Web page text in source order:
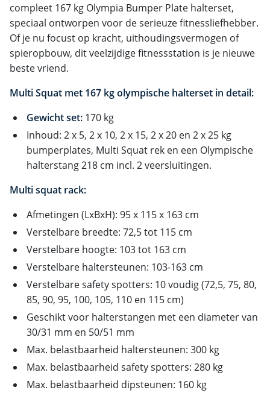
compleet 167 kg Olympia Bumper Plate halterset,
speciaal ontworpen voor de serieuze fitnessliefhebber.
Of je nu focust op kracht, uithoudingsvermogen of
spieropbouw, dit veelzijdige fitnessstation is je nieuwe
beste vriend.
Multi Squat met 167 kg olympische halterset in detail:
Gewicht set: 170 kg
Inhoud: 2 x 5, 2 x 10, 2 x 15, 2 x 20 en 2 x 25 kg
bumperplates, Multi Squat rek en een Olympische
halterstang 218 cm incl. 2 veersluitingen.
Multi squat rack:
Afmetingen (LxBxH): 95 x 115 x 163 cm
Verstelbare breedte: 72,5 tot 115 cm
Verstelbare hoogte: 103 tot 163 cm
Verstelbare haltersteunen: 103-163 cm
Verstelbare safety spotters: 10 voudig (72,5, 75, 80,
85, 90, 95, 100, 105, 110 en 115 cm)
Geschikt voor halterstangen met een diameter van
30/31 mm en 50/51 mm
Max. belastbaarheid haltersteunen: 300 kg
Max. belastbaarheid safety spotters: 280 kg
Max. belastbaarheid dipsteunen: 160 kg